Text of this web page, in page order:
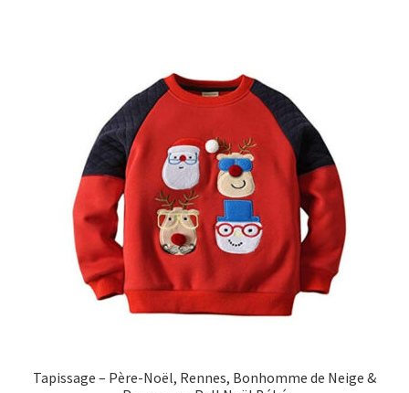
Tapissage – Père-Noël, Rennes, Bonhomme de Neige &